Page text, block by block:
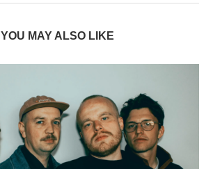
YOU MAY ALSO LIKE